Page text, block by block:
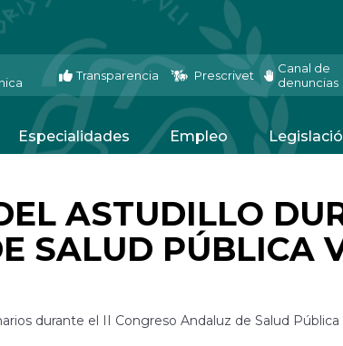
Transparencia Prescrivet
Canal de
denuncias
Especialidades Empleo
ASTUDILLO
SALUD PÚBLICA
durante el II Congreso Andaluz de Salud